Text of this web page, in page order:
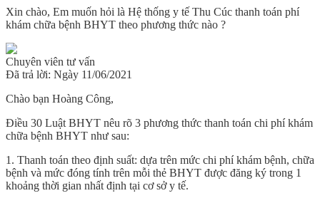
Xin chào, Em muốn hỏi là Hệ thống y tế Thu Cúc thanh toán phí
khám chữa bệnh BHYT theo phương thức nào ?
Chuyên viên tư vấn
Đã trả lời: Ngày 11/06/2021
Chào bạn Hoàng Công,
Điều 30 Luật BHYT nêu rõ 3 phương thức thanh toán chi phí khám
chữa bệnh BHYT như sau:
1. Thanh toán theo định suất: dựa trên mức chi phí khám bệnh, chữa
bệnh và mức đóng tính trên mỗi thẻ BHYT được đăng ký trong 1
khoảng thời gian nhất định tại cơ sở y tế.